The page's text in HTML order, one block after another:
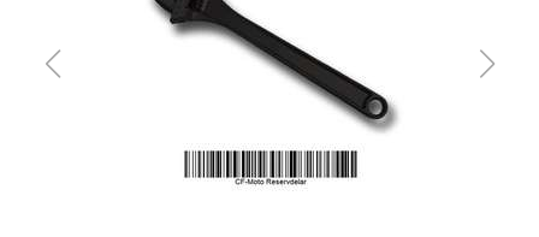
Reservdelar
Sprängskisser